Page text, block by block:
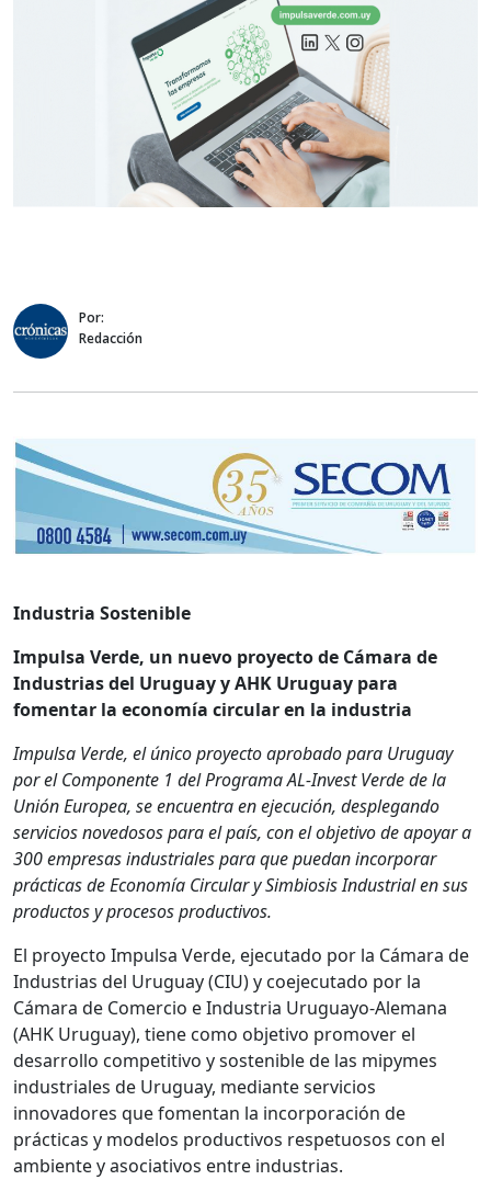
Por:
Redacción
Industria Sostenible
Impulsa Verde, un nuevo proyecto de Cámara de
Industrias del Uruguay y AHK Uruguay para
fomentar la economía circular en la industria
Impulsa Verde, el único proyecto aprobado para Uruguay
por el Componente 1 del Programa AL-Invest Verde de la
Unión Europea, se encuentra en ejecución, desplegando
servicios novedosos para el país, con el objetivo de apoyar a
300 empresas industriales para que puedan incorporar
prácticas de Economía Circular y Simbiosis Industrial en sus
productos y procesos productivos.
El proyecto Impulsa Verde, ejecutado por la Cámara de
Industrias del Uruguay (CIU) y coejecutado por la
Cámara de Comercio e Industria Uruguayo-Alemana
(AHK Uruguay), tiene como objetivo promover el
desarrollo competitivo y sostenible de las mipymes
industriales de Uruguay, mediante servicios
innovadores que fomentan la incorporación de
prácticas y modelos productivos respetuosos con el
ambiente y asociativos entre industrias.